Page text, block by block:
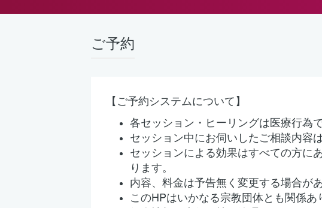
ご予約
【ご予約システムについて】
各セッション・ヒーリングは医療行為
セッション中にお伺いしたご相談内容
セッションによる効果はすべての方に
ります。
内容、料金は予告無く変更する場合があ
このHPはいかなる宗教団体とも関係